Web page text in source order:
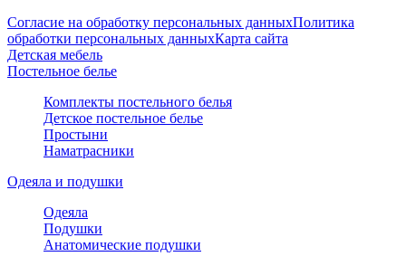
Согласие на обработку персональных данныхПолитика
обработки персональных данныхКарта сайта
Детская мебель
Постельное белье
Комплекты постельного белья
Детское постельное белье
Простыни
Наматрасники
Одеяла и подушки
Одеяла
Подушки
Анатомические подушки